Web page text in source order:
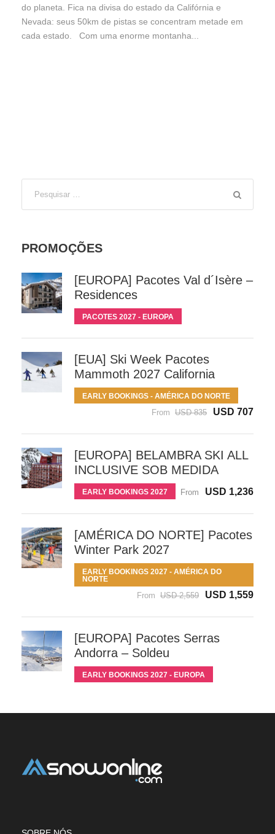
do planeta. Fica na divisa do estado da Califórnia e
Nevada: seus 50km de pistas se concentram metade em
cada estado. Com uma enorme montanha...
PROMOÇÕES
[EUROPA] Pacotes Val d´Isère –
Residences
PACOTES 2027 - EUROPA
[EUA] Ski Week Pacotes
Mammoth 2027 California
EARLY BOOKINGS - AMÉRICA DO NORTE
From USD 835 USD 707
[EUROPA] BELAMBRA SKI ALL
INCLUSIVE SOB MEDIDA
EARLY BOOKINGS 2027 From USD 1,236
[AMÉRICA DO NORTE] Pacotes
Winter Park 2027
EARLY BOOKINGS 2027 - AMÉRICA DO
NORTE
From USD 2,559 USD 1,559
[EUROPA] Pacotes Serras
Andorra – Soldeu
EARLY BOOKINGS 2027 - EUROPA